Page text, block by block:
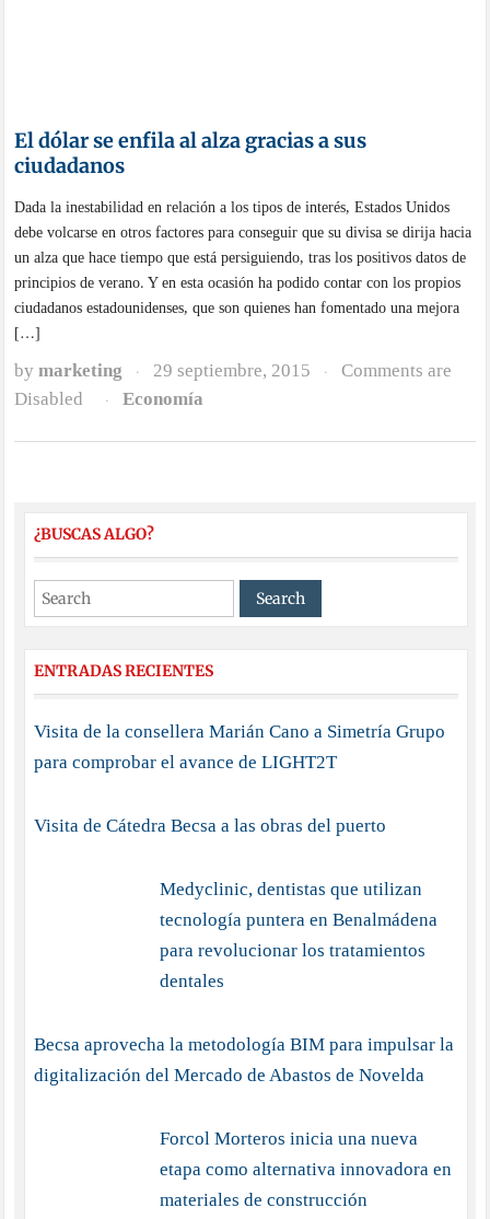
El dólar se enfila al alza gracias a sus
ciudadanos
Dada la inestabilidad en relación a los tipos de interés, Estados Unidos
debe volcarse en otros factores para conseguir que su divisa se dirija hacia
un alza que hace tiempo que está persiguiendo, tras los positivos datos de
principios de verano. Y en esta ocasión ha podido contar con los propios
ciudadanos estadounidenses, que son quienes han fomentado una mejora
[…]
bymarketing · 29 septiembre, 2015 ·
Comments are
Disabled
· Economía
¿BUSCAS ALGO?
ENTRADAS RECIENTES
Visita de la consellera Marián Cano a Simetría Grupo
para comprobar el avance de LIGHT2T
Visita de Cátedra Becsa a las obras del puerto
Medyclinic, dentistas que utilizan
tecnología puntera en Benalmádena
para revolucionar los tratamientos
dentales
Becsa aprovecha la metodología BIM para impulsar la
digitalización del Mercado de Abastos de Novelda
Forcol Morteros inicia una nueva
etapa como alternativa innovadora en
materiales de construcción